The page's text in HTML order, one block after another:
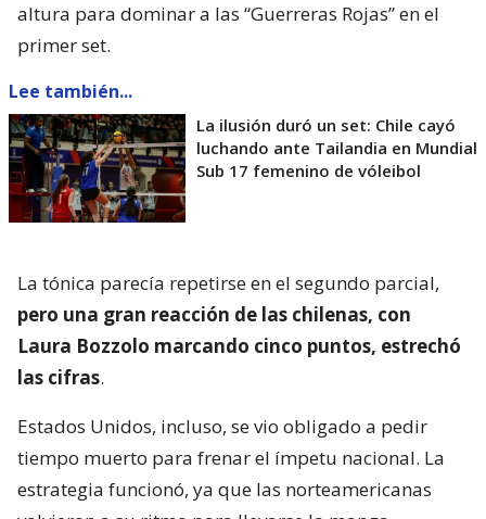
altura para dominar a las “Guerreras Rojas” en el
primer set.
Lee también...
La ilusión duró un set: Chile cayó
luchando ante Tailandia en Mundial
Sub 17 femenino de vóleibol
La tónica parecía repetirse en el segundo parcial,
pero una gran reacción de las chilenas, con
Laura Bozzolo marcando cinco puntos, estrechó
las cifras.
Estados Unidos, incluso, se vio obligado a pedir
tiempo muerto para frenar el ímpetu nacional. La
estrategia funcionó, ya que las norteamericanas